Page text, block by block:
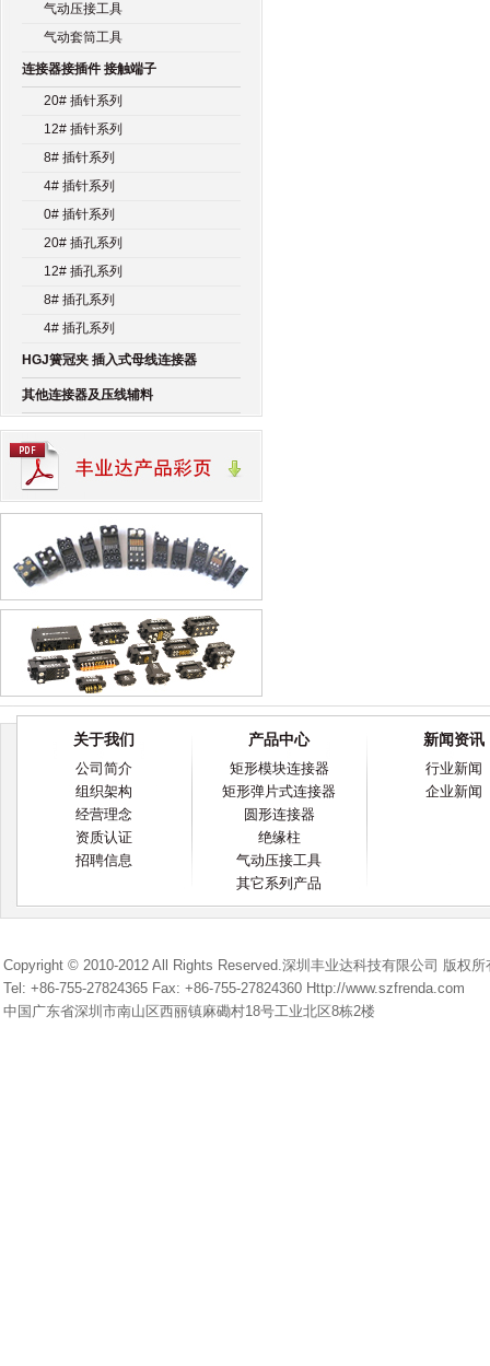
气动压接工具
气动套筒工具
连接器接插件 接触端子
20# 插针系列
12# 插针系列
8# 插针系列
4# 插针系列
0# 插针系列
20# 插孔系列
12# 插孔系列
8# 插孔系列
4# 插孔系列
HGJ簧冠夹 插入式母线连接器
其他连接器及压线辅料
关于我们 产品中心 新闻资讯
公司简介 矩形模块连接器
行业新闻
组织架构
矩形弹片式连接器
企业新闻
经营理念
圆形连接器
资质认证
绝缘柱
招聘信息
气动压接工具
其它系列产品
Copyright © 2010-2012 All Rights Reserved.深圳丰业达科技有限公司 版权所
Tel: +86-755-27824365 Fax: +86-755-27824360 Http://www.szfrenda.com
中国广东省深圳市南山区西丽镇麻磡村18号工业北区8栋2楼